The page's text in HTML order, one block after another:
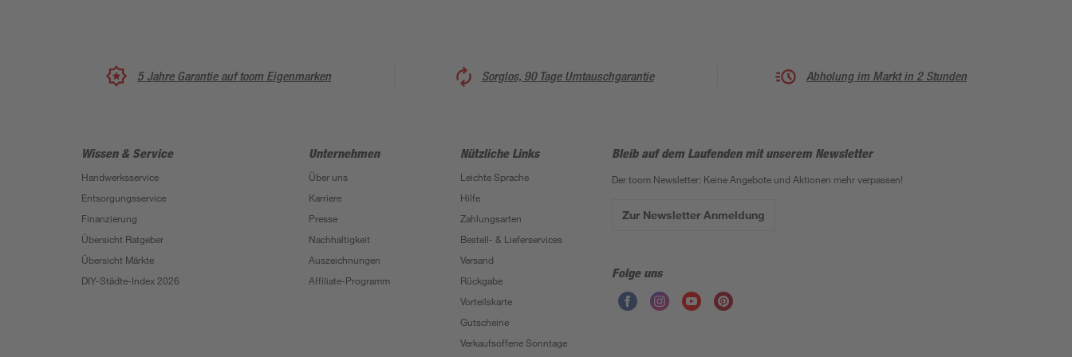
5 Jahre Garantie auf toom Eigenmarken Sorglos, 90 Tage Umtauschgarantie Abholung im Markt in 2 Stunden
Wissen & Service
Handwerksservice
Entsorgungsservice
Finanzierung
Übersicht Ratgeber
Übersicht Märkte
DIY-Städte-Index 2026
Unternehmen
Über uns
Karriere
Presse
Nachhaltigkeit
Auszeichnungen
Affiliate-Programm
Nützliche Links
Leichte Sprache
Hilfe
Zahlungsarten
Bestell- & Lieferservices
Versand
Rückgabe
Vorteilskarte
Gutscheine
Verkaufsoffene Sonntage
Bleib auf dem Laufenden mit unserem Newsletter
Der toom Newsletter: Keine Angebote und Aktionen mehr verpassen!
Zur Newsletter Anmeldung
Folge uns